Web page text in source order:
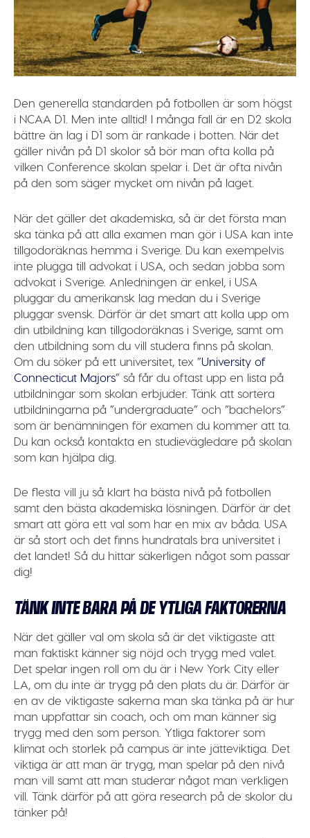
Den generella standarden på fotbollen är som högst
i NCAA D1. Men inte alltid! I många fall är en D2 skola
bättre än lag i D1 som är rankade i botten. När det
gäller nivån på D1 skolor så bör man ofta kolla på
vilken Conference skolan spelar i. Det är ofta nivån
på den som säger mycket om nivån på laget.
När det gäller det akademiska, så är det första man
ska tänka på att alla examen man gör i USA kan inte
tillgodoräknas hemma i Sverige. Du kan exempelvis
inte plugga till advokat i USA, och sedan jobba som
advokat i Sverige. Anledningen är enkel, i USA
pluggar du amerikansk lag medan du i Sverige
pluggar svensk. Därför är det smart att kolla upp om
din utbildning kan tillgodoräknas i Sverige, samt om
den utbildning som du vill studera finns på skolan.
Om du söker på ett universitet, tex ”University of
Connecticut Majors” så får du oftast upp en lista på
utbildningar som skolan erbjuder. Tänk att sortera
utbildningarna på ”undergraduate” och ”bachelors”
som är benämningen för examen du kommer att ta.
Du kan också kontakta en studievägledare på skolan
som kan hjälpa dig.
De flesta vill ju så klart ha bästa nivå på fotbollen
samt den bästa akademiska lösningen. Därför är det
smart att göra ett val som har en mix av båda. USA
är så stort och det finns hundratals bra universitet i
det landet! Så du hittar säkerligen något som passar
dig!
TÄNK INTE BARA PÅ DE YTLIGA FAKTORERNA
När det gäller val om skola så är det viktigaste att
man faktiskt känner sig nöjd och trygg med valet.
Det spelar ingen roll om du är i New York City eller
LA, om du inte är trygg på den plats du är. Därför är
en av de viktigaste sakerna man ska tänka på är hur
man uppfattar sin coach, och om man känner sig
trygg med den som person. Ytliga faktorer som
klimat och storlek på campus är inte jätteviktiga. Det
viktiga är att man är trygg, man spelar på den nivå
man vill samt att man studerar något man verkligen
vill. Tänk därför på att göra research på de skolor du
tänker på!